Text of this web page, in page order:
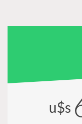
u$s